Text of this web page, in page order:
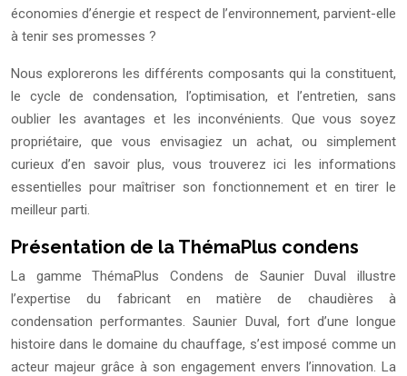
économies d’énergie et respect de l’environnement, parvient-elle
à tenir ses promesses ?
Nous explorerons les différents composants qui la constituent,
le cycle de condensation, l’optimisation, et l’entretien, sans
oublier les avantages et les inconvénients. Que vous soyez
propriétaire, que vous envisagiez un achat, ou simplement
curieux d’en savoir plus, vous trouverez ici les informations
essentielles pour maîtriser son fonctionnement et en tirer le
meilleur parti.
Présentation de la ThémaPlus condens
La gamme ThémaPlus Condens de Saunier Duval illustre
l’expertise du fabricant en matière de chaudières à
condensation performantes. Saunier Duval, fort d’une longue
histoire dans le domaine du chauffage, s’est imposé comme un
acteur majeur grâce à son engagement envers l’innovation. La